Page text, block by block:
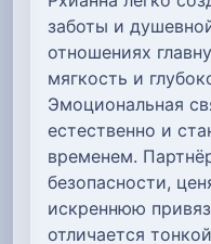
заботы и
отношениях
мягкость и
Эмоциональная
естественно и
временем.
безопасности,
искреннюю
отличается